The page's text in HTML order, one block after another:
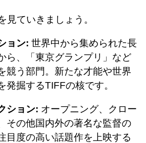
見ていきましょう。
ョン: 世界中から集められた長
ら、「東京グランプリ」など
競う部門。新たな才能や世界
発掘するTIFFの核です。
ション: オープニング、クロー
その他国内外の著名な監督の
目度の高い話題作を上映する